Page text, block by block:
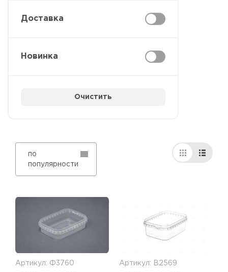
Доставка
Новинка
Очистить
по
популярности
Артикул: Ф3760
Артикул: В2569